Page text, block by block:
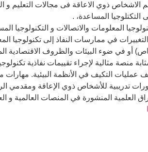
الاشخاص ذوي الاعاقة فى مجالات
المساعدة، .
المعلومات والاتصالات و التكنولوجيا
في ممارسات النفاذ إلى تكنولوجيا
أو في ضوء البيئات والظروف الاقتصادية
منصة مثالية لإجراء تقييمات نفاذية
عمليات التكيف في الأنظمة البيئية. مهارات
تدريبية للأشخاص ذوي الإعاقة ومقدمي
العلمية المنشورة في المنصات العالمية و